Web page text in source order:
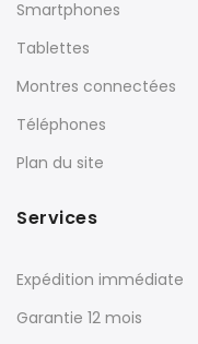
Smartphones
Tablettes
Montres connectées
Téléphones
Plan du site
Services
Expédition immédiate
Garantie 12 mois